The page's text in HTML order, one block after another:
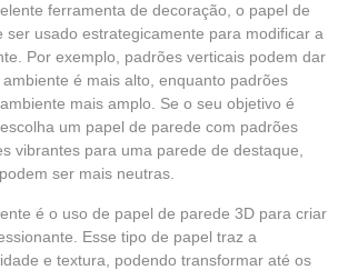
ferramenta de decoração, o papel de
ser usado estrategicamente para modificar a
Por exemplo, padrões verticais podem dar
é mais alto, enquanto padrões
mais amplo. Se o seu objetivo é
um papel de parede com padrões
vibrantes para uma parede de destaque,
ser mais neutras.
é o uso de papel de parede 3D para criar
Esse tipo de papel traz a
e textura, podendo transformar até os